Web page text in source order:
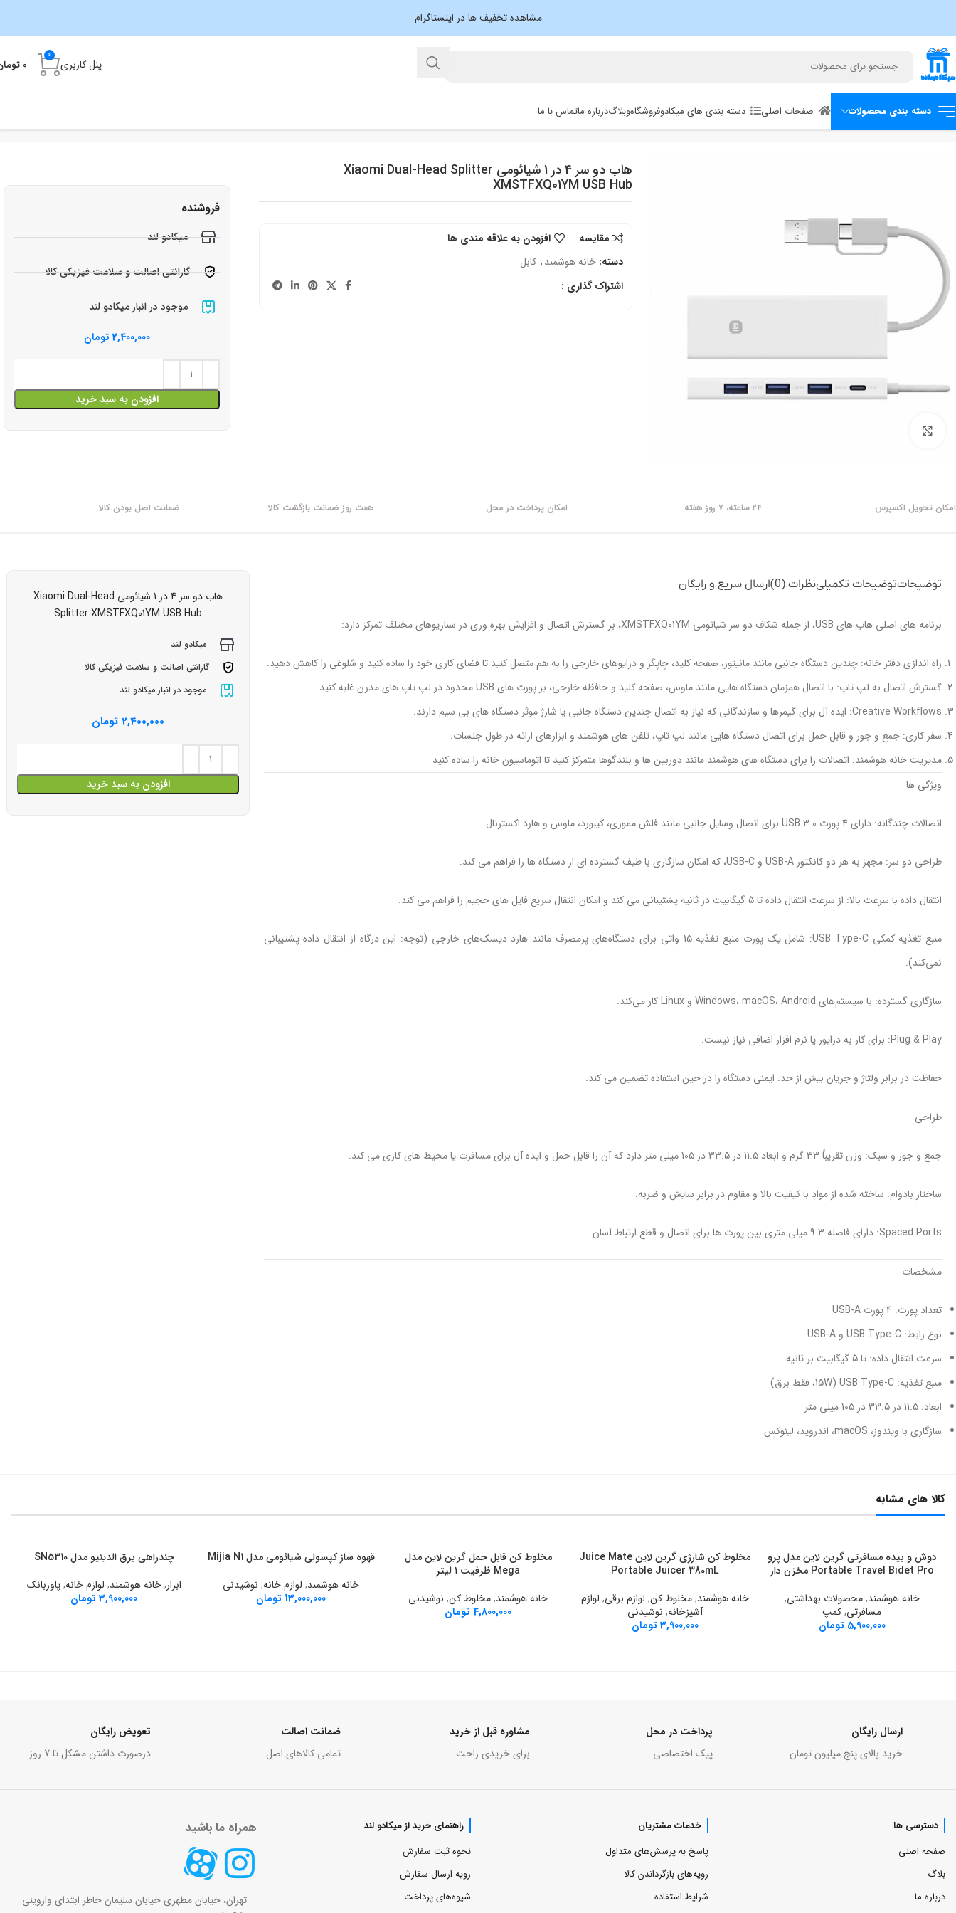
مشاهده تخفیف ها در اینستاگرام
پنل کاربری
0
0
دسته بندی محصولات صفحات اصلی دسته بندی های میکادوفروشگاهوبلاگدرباره ماتماس با ما
خانه هوشمند
هاب دو سر 4 در 1 شیائومی Xiaomi Dual-Head Splitter
XMSTFXQ01YM USB Hub
مقایسه
افزودن به علاقه مندی ها
دسته: خانه هوشمند, کابل
اشتراک گذاری :
فروشنده
میکادو لند
گارانتی اصالت و سلامت فیزیکی کالا
موجود در انبار میکادو لند
2,400,000 تومان
افزودن به سبد خرید
امکان تحویل اکسپرس ۲۴ ساعته، ۷ روز هفته امکان پرداخت در محل هفت روز ضمانت بازگشت کالا ضمانت اصل بودن کالا
توضیحاتتوضیحات تکمیلینظرات (0) ارسال سریع و رایگان
برنامه های اصلی هاب های USB، از جمله شکاف دو سر شیائومی XMSTFXQ01YM، بر گسترش اتصال و افزایش بهره وری در سناریوهای مختلف تمرکز دارد:
راه اندازی دفتر خانه: چندین دستگاه جانبی مانند مانیتور، صفحه کلید، چاپگر و درایوهای خارجی را به هم متصل کنید تا فضای کاری خود را ساده کنید و شلوغی را کاهش دهید.
گسترش اتصال به لپ تاپ: با اتصال همزمان دستگاه هایی مانند ماوس، صفحه کلید و حافظه خارجی، بر پورت های USB محدود در لپ تاپ های مدرن غلبه کنید.
Creative Workflows: ایده آل برای گیمرها و سازندگانی که نیاز به اتصال چندین دستگاه جانبی یا شارژ موثر دستگاه های بی سیم دارند.
سفر کاری: جمع و جور و قابل حمل برای اتصال دستگاه هایی مانند لپ تاپ، تلفن های هوشمند و ابزارهای ارائه در طول جلسات.
مدیریت خانه هوشمند: اتصالات را برای دستگاه های هوشمند مانند دوربین ها و بلندگوها متمرکز کنید تا اتوماسیون خانه را ساده کنید
ویژگی ها
اتصالات چندگانه: دارای 4 پورت USB 3.0 برای اتصال وسایل جانبی مانند فلش مموری، کیبورد، ماوس و هارد اکسترنال.
طراحی دو سر: مجهز به هر دو کانکتور USB-A و USB-C، که امکان سازگاری با طیف گسترده ای از دستگاه ها را فراهم می کند.
انتقال داده با سرعت بالا: از سرعت انتقال داده تا 5 گیگابیت در ثانیه پشتیبانی می کند و امکان انتقال سریع فایل های حجیم را فراهم می کند.
منبع تغذیه کمکی USB Type-C: شامل یک پورت منبع تغذیه 15 واتی برای دستگاه‌های پرمصرف مانند هارد دیسک‌های خارجی (توجه: این درگاه از انتقال داده پشتیبانی
نمی‌کند).
سازگاری گسترده: با سیستم‌های Windows، macOS، Android و Linux کار می‌کند.
Plug & Play: برای کار به درایور یا نرم افزار اضافی نیاز نیست.
حفاظت در برابر ولتاژ و جریان بیش از حد: ایمنی دستگاه را در حین استفاده تضمین می کند.
طراحی
جمع و جور و سبک: وزن تقریباً 33 گرم و ابعاد 11.5 در 33.5 در 105 میلی متر دارد که آن را قابل حمل و ایده آل برای مسافرت یا محیط های کاری می کند.
ساختار بادوام: ساخته شده از مواد با کیفیت بالا و مقاوم در برابر سایش و ضربه.
Spaced Ports: دارای فاصله 9.3 میلی متری بین پورت ها برای اتصال و قطع ارتباط آسان.
مشخصات
تعداد پورت: 4 پورت USB-A
نوع رابط: USB Type-C و USB-A
سرعت انتقال داده: تا 5 گیگابیت بر ثانیه
منبع تغذیه: USB Type-C (15W، فقط برق)
ابعاد: 11.5 در 33.5 در 105 میلی متر
سازگاری با ویندوز، macOS، اندروید، لینوکس
هاب دو سر 4 در 1 شیائومی Xiaomi Dual-Head
Splitter XMSTFXQ01YM USB Hub
میکادو لند
گارانتی اصالت و سلامت فیزیکی کالا
موجود در انبار میکادو لند
2,400,000 تومان
افزودن به سبد خرید
کالا های مشابه
Portable Travel Bidet Pro مخزن دار
خانه هوشمند,محصولات بهداشتی
Portable Juicer 380mL
خانه هوشمند,مخلوط کن
افزودن به سبد خرید
مخلوط کن قابل حمل گرین لاین مدل
Mega ظرفیت ۱ لیتر
خانه هوشمند,مخلوط کن, نوشیدنی
4,800,000 تومان
افزودن به سبد خرید
قهوه ساز کپسولی شیائومی مدل Mijia N1
خانه هوشمند, لوازم خانه, نوشیدنی
13,000,000 تومان
3,900,000تومان
پرداخت در محل
مشاوره قبل از خرید